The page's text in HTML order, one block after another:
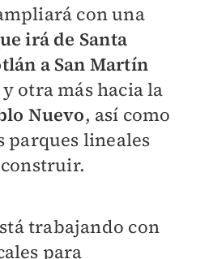
con una
irá de Santa
a San Martín
otra más hacia la
Nuevo, así como
parques lineales
construir.
trabajando con
para